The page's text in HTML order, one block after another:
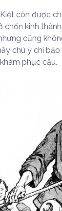
còn được
chốn kinh
cũng
chú ý chỉ
phục cậu.